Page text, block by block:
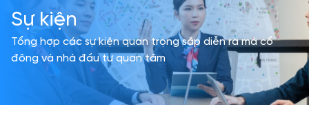
Sự kiện
Tổng hợp các sự kiện quan trọng sắp diễn ra mà cổ
đông và nhà đầu tư quan tâm